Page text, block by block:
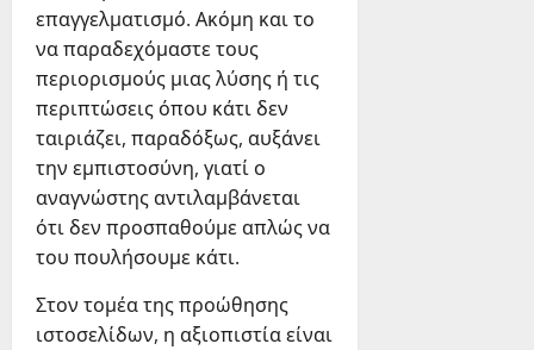
επαγγελματισμό. Ακόμη και το
να παραδεχόμαστε τους
περιορισμούς μιας λύσης ή τις
περιπτώσεις όπου κάτι δεν
ταιριάζει, παραδόξως, αυξάνει
την εμπιστοσύνη, γιατί ο
αναγνώστης αντιλαμβάνεται
ότι δεν προσπαθούμε απλώς να
του πουλήσουμε κάτι.
Στον τομέα της προώθησης
ιστοσελίδων, η αξιοπιστία είναι